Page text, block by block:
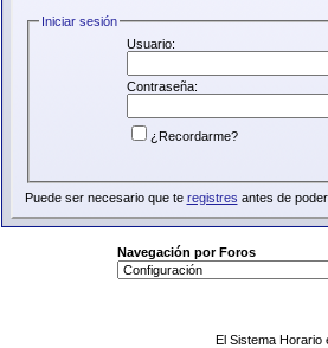
Iniciar sesión
Usuario:
Contraseña:
¿Recordarme?
Puede ser necesario que te registres antes de
Navegación por Foros
El Sistema